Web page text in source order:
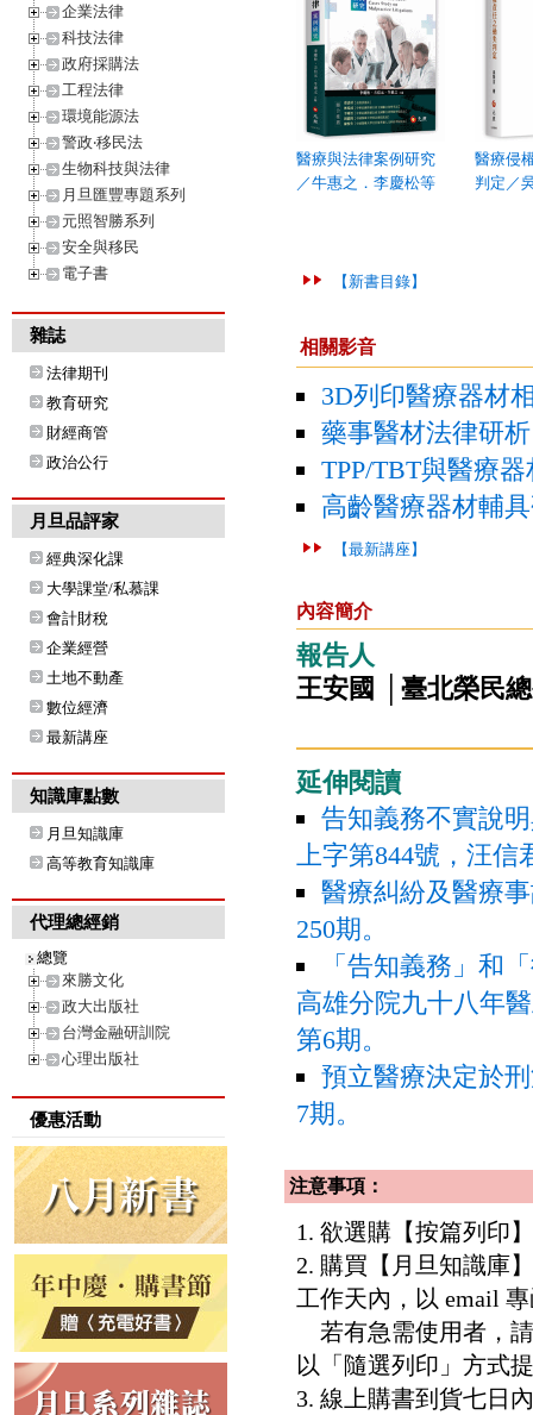
企業法律
科技法律
政府採購法
工程法律
環境能源法
警政‧移民法
生物科技與法律
月旦匯豐專題系列
元照智勝系列
安全與移民
電子書
雜誌
法律期刊
教育研究
財經商管
政治公行
月旦品評家
經典深化課
大學課堂/私慕課
會計財稅
企業經營
土地不動產
數位經濟
最新講座
知識庫點數
月旦知識庫
高等教育知識庫
代理總經銷
總覽
來勝文化
政大出版社
台灣金融研訓院
心理出版社
優惠活動
醫療與法律案例研究
／牛惠之．李慶松等
醫療侵
判定／
【新書目錄】
相關影音
3D列印醫療器材
藥事醫材法律研
TPP/TBT與醫療
高齡醫療器材輔
【最新講座】
內容簡介
報告人
王安國 │臺北榮民
延伸閱讀
告知義務不實說
上字第844號，汪信
醫療糾紛及醫療
250期。
「告知義務」和
高雄分院九十八年
第6期。
預立醫療決定於
7期。
注意事項：
1. 欲選購【按篇列印
2. 購買【月旦知識庫
工作天內，以 email
若有急需使用者，請
以「隨選列印」方式
3. 線上購書到貨七日